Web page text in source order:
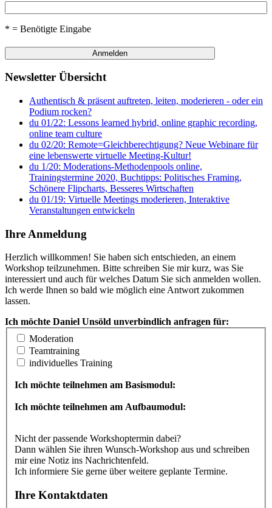
* = Benötigte Eingabe
Newsletter Übersicht
Authentisch & präsent auftreten, leiten, moderieren - oder ein
Podium rocken?
du 01/22: Lessons learned hybrid, online graphic recording,
online team culture
du 02/20: Remote=Gleichberechtigung? Neue Webinare für
eine lebenswerte virtuelle Meeting-Kultur!
du 1/20: Moderations-Methodenpools online,
Trainingstermine 2020, Buchtipps: Politisches Framing,
Schönere Flipcharts, Besseres Wirtschaften
du 01/19: Virtuelle Meetings moderieren, Interaktive
Veranstaltungen entwickeln
Ihre Anmeldung
Herzlich willkommen! Sie haben sich entschieden, an einem
Workshop teilzunehmen. Bitte schreiben Sie mir kurz, was Sie
interessiert und auch für welches Datum Sie sich anmelden wollen.
Ich werde Ihnen so bald wie möglich eine Antwort zukommen
lassen.
Ich möchte Daniel Unsöld unverbindlich anfragen für:
Moderation
Teamtraining
individuelles Training
Ich möchte teilnehmen am Basismodul:
Ich möchte teilnehmen am Aufbaumodul:
Nicht der passende Workshoptermin dabei?
Dann wählen Sie ihren Wunsch-Workshop aus und schreiben
mir eine Notiz ins Nachrichtenfeld.
Ich informiere Sie gerne über weitere geplante Termine.
Ihre Kontaktdaten